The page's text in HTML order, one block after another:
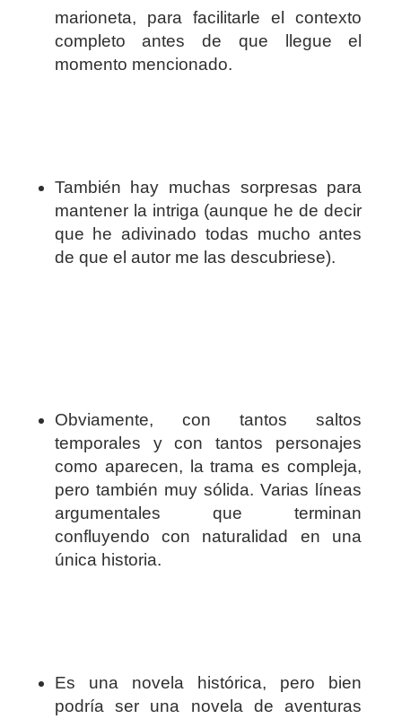
marioneta, para facilitarle el contexto
completo antes de que llegue el
momento mencionado.
También hay muchas sorpresas para
mantener la intriga (aunque he de decir
que he adivinado todas mucho antes
de que el autor me las descubriese).
Obviamente, con tantos saltos
temporales y con tantos personajes
como aparecen, la trama es compleja,
pero también muy sólida. Varias líneas
argumentales que terminan
confluyendo con naturalidad en una
única historia.
Es una novela histórica, pero bien
podría ser una novela de aventuras